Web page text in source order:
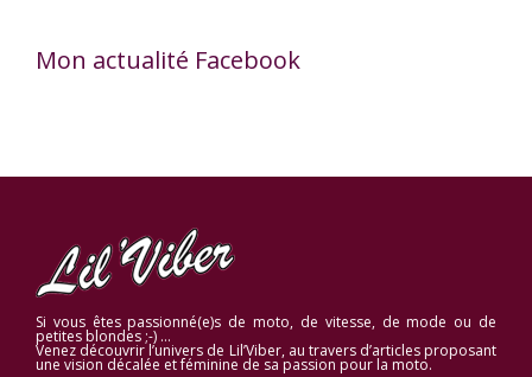
Mon actualité Facebook
Si vous êtes passionné(e)s de moto, de vitesse, de mode ou de
petites blondes ;-) …
Venez découvrir l’univers de Lil’Viber, au travers d’articles proposant
une vision décalée et féminine de sa passion pour la moto.